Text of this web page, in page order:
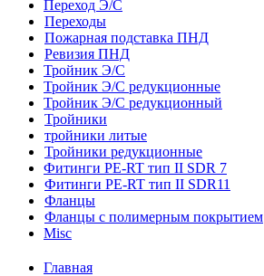
Переход Э/С
Переходы
Пожарная подставка ПНД
Ревизия ПНД
Тройник Э/С
Тройник Э/С редукционные
Тройник Э/С редукционный
Тройники
тройники литые
Тройники редукционные
Фитинги PE-RT тип II SDR 7
Фитинги PE-RT тип II SDR11
Фланцы
Фланцы с полимерным покрытием
Misc
Главная